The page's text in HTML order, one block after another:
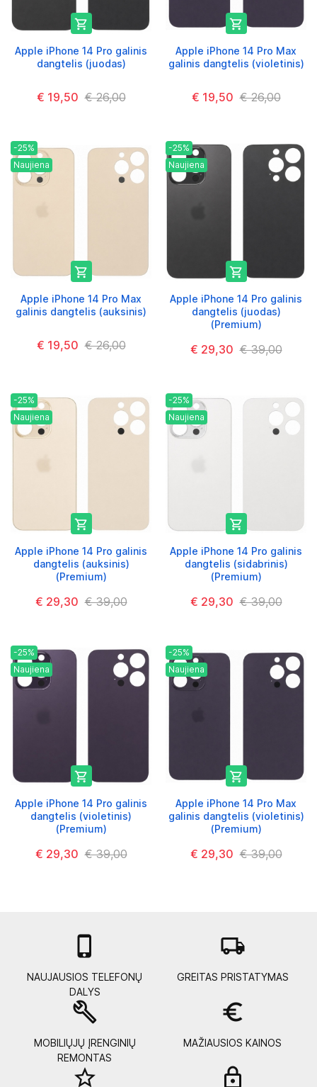

Apple iPhone 14 Pro galinis
dangtelis (juodas)
€ 19,50 € 26,00

Apple iPhone 14 Pro Max
galinis dangtelis (violetinis)
€ 19,50 € 26,00
-25%
Naujiena

Apple iPhone 14 Pro Max
galinis dangtelis (auksinis)
€ 19,50 € 26,00
-25%
Naujiena

Apple iPhone 14 Pro galinis
dangtelis (juodas)
(Premium)
€ 29,30 € 39,00
-25%
Naujiena

Apple iPhone 14 Pro galinis
dangtelis (auksinis)
(Premium)
€ 29,30 € 39,00
-25%
Naujiena

Apple iPhone 14 Pro galinis
dangtelis (sidabrinis)
(Premium)
€ 29,30 € 39,00
-25%
Naujiena

Apple iPhone 14 Pro galinis
dangtelis (violetinis)
(Premium)
€ 29,30 € 39,00
-25%
Naujiena

Apple iPhone 14 Pro Max
galinis dangtelis (violetinis)
(Premium)
€ 29,30 € 39,00

NAUJAUSIOS TELEFONŲ
DALYS
local_shipping
GREITAS PRISTATYMAS
build
MOBILIŲJŲ ĮRENGINIŲ
REMONTAS
euro_symbol
MAŽIAUSIOS KAINOS
star_border